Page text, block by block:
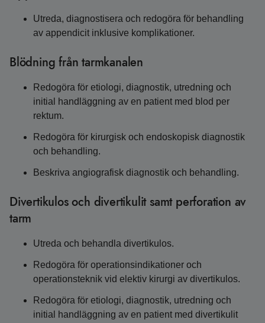
Utreda, diagnostisera och redogöra för behandling
av appendicit inklusive komplikationer.
Blödning från tarmkanalen
Redogöra för etiologi, diagnostik, utredning och
initial handläggning av en patient med blod per
rektum.
Redogöra för kirurgisk och endoskopisk diagnostik
och behandling.
Beskriva angiografisk diagnostik och behandling.
Divertikulos och divertikulit samt perforation av
tarm
Utreda och behandla divertikulos.
Redogöra för operationsindikationer och
operationsteknik vid elektiv kirurgi av divertikulos.
Redogöra för etiologi, diagnostik, utredning och
initial handläggning av en patient med divertikulit